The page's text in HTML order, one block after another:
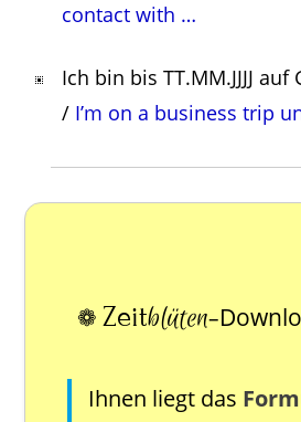
contact with …
Ich bin bis TT.MM.JJJJ
/I’m on a business trip
❁ Zeitblüten–
Ihnen liegt das